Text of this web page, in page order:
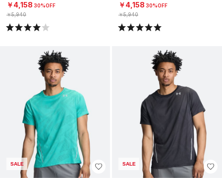
￥4,158 30%OFF
￥5,940
￥4,158 30%OFF
￥5,940
SALE SALE